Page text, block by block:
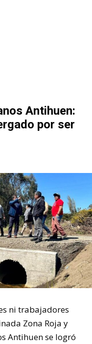
Antihuen:
por ser
ni trabajadores
Zona Roja y
Antihuen se logró